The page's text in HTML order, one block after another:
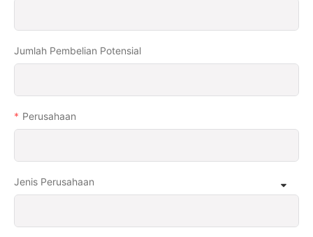
Jumlah Pembelian Potensial
Perusahaan
Jenis Perusahaan